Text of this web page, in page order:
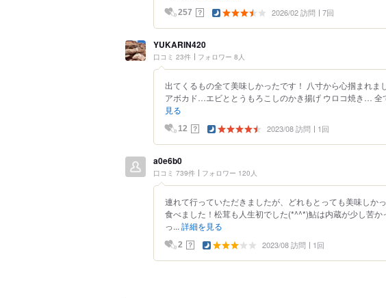
257 ？ 2026/02 訪問 7回
YUKARIN420
口コミ 23件 フォロワー 8人
出てくるもの全て美味しかったです！ 八寸から心掴まれ
アボカド…エビととうもろこしのかき揚げ ウロコ焼き… 全
見る
12 ？ 2023/08 訪問 1回
a0e6b0
口コミ 739件 フォロワー 120人
連れて行っていただきましたが、どれもとっても美味しか
食べました！松茸も人生初でした(*^^*)鮎は内蔵が少し苦
っ... 詳細を見る
2 ？ 2023/08 訪問 1回